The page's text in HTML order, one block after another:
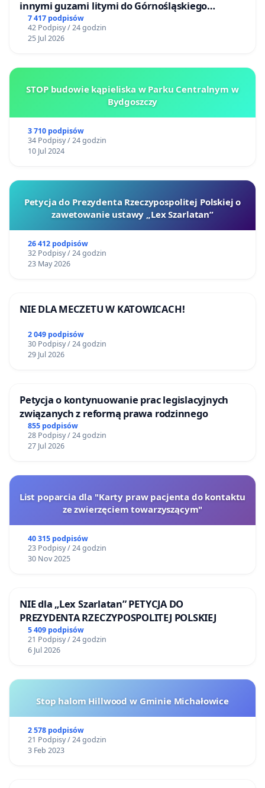
innymi guzami litymi do Górnośląskiego
Centrum Zdrowia Dziecka w Katowicach
7 417 podpisów
42 Podpisy / 24 godzin
25 Jul 2026
STOP budowie kąpieliska w Parku Centralnym w
Bydgoszczy
3 710 podpisów
34 Podpisy / 24 godzin
10 Jul 2024
Petycja do Prezydenta Rzeczypospolitej Polskiej o
zawetowanie ustawy „Lex Szarlatan”
26 412 podpisów
32 Podpisy / 24 godzin
23 May 2026
NIE DLA MECZETU W KATOWICACH!
2 049 podpisów
30 Podpisy / 24 godzin
29 Jul 2026
Petycja o kontynuowanie prac legislacyjnych
związanych z reformą prawa rodzinnego
855 podpisów
28 Podpisy / 24 godzin
27 Jul 2026
List poparcia dla "Karty praw pacjenta do kontaktu
ze zwierzęciem towarzyszącym"
40 315 podpisów
23 Podpisy / 24 godzin
30 Nov 2025
NIE dla „Lex Szarlatan” PETYCJA DO
PREZYDENTA RZECZYPOSPOLITEJ POLSKIEJ
5 409 podpisów
21 Podpisy / 24 godzin
6 Jul 2026
Stop halom Hillwood w Gminie Michałowice
2 578 podpisów
21 Podpisy / 24 godzin
3 Feb 2023